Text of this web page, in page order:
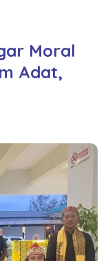
Moral
Adat,